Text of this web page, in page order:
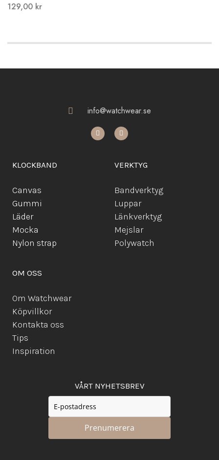
129,00 kr
info@watchwear.se
KLOCKBAND
Canvas
Gummi
Läder
Mocka
Nylon strap
VERKTYG
Bandverktyg
Luppar
Länkverktyg
Mejslar
Polywatch
OM OSS
Om Watchwear
Köpvillkor
Kontakta oss
Tips
Inspiration
VÅRT NYHETSBREV